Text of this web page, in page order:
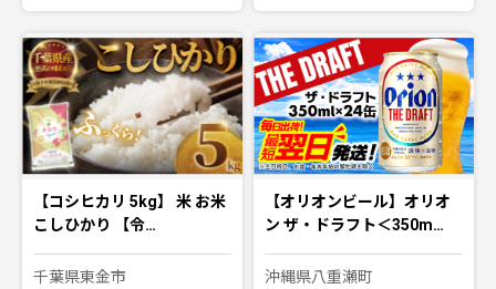
【コシヒカリ 5kg】 米 お米
こしひかり 【令…
千葉県東金市
【オリオンビール】オリオ
ン ザ・ドラフト＜350m…
沖縄県八重瀬町